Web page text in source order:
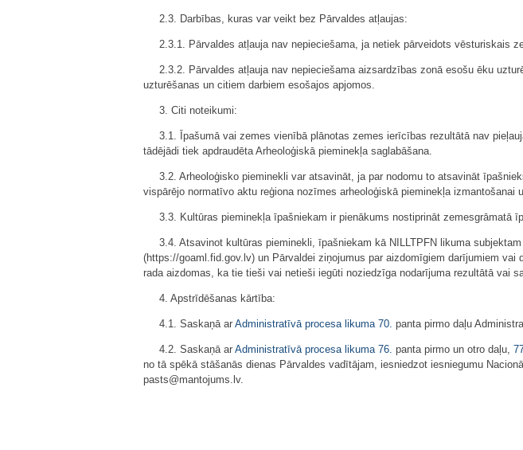
2.3. Darbības, kuras var veikt bez Pārvaldes atļaujas:
2.3.1. Pārvaldes atļauja nav nepieciešama, ja netiek pārveidots vēsturiskais
2.3.2. Pārvaldes atļauja nav nepieciešama aizsardzības zonā esošu ēku
uzturēšanas un citiem darbiem esošajos apjomos.
3. Citi noteikumi:
3.1. Īpašumā vai zemes vienībā plānotas zemes ierīcības rezultātā nav
tādējādi tiek apdraudēta Arheoloģiskā pieminekļa saglabāšana.
3.2. Arheoloģisko pieminekli var atsavināt, ja par nodomu to atsavināt
vispārējo normatīvo aktu reģiona nozīmes arheoloģiskā pieminekļa izmantošanai
3.3. Kultūras pieminekļa īpašniekam ir pienākums nostiprināt zemesgrāmatā
3.4. Atsavinot kultūras pieminekli, īpašniekam kā NILLTPFN likuma
(https://goaml.fid.gov.lv) un Pārvaldei ziņojumus par aizdomīgiem darījumiem
rada aizdomas, ka tie tieši vai netieši iegūti noziedzīga nodarījuma rezultātā vai
4. Apstrīdēšanas kārtība:
4.1. Saskaņā ar Administratīvā procesa likuma 70. panta pirmo daļu
4.2. Saskaņā ar Administratīvā procesa likuma 76. panta pirmo un otro daļu,
no tā spēkā stāšanās dienas Pārvaldes vadītājam, iesniedzot iesniegumu
pasts@mantojums.lv.